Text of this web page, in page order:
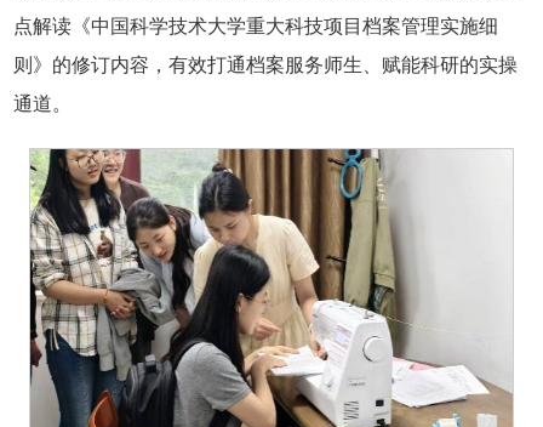
点解读《中国科学技术大学重大科技项目档案管理实施细
则》的修订内容，有效打通档案服务师生、赋能科研的实操
通道。